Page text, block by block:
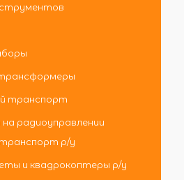
транспорт
радиоуправлении
р/у
и квадрокоптеры р/у